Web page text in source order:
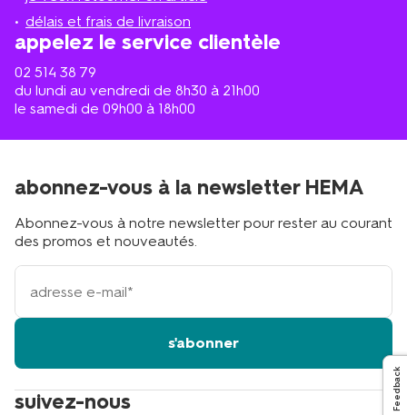
délais et frais de livraison
appelez le service clientèle
02 514 38 79
du lundi au vendredi de 8h30 à 21h00
le samedi de 09h00 à 18h00
proche
suivez-nous
abonnez-vous à la newsletter HEMA
Abonnez-vous à notre newsletter pour rester au courant
des promos et nouveautés.
votre
adresse
s'abonner
Feedback